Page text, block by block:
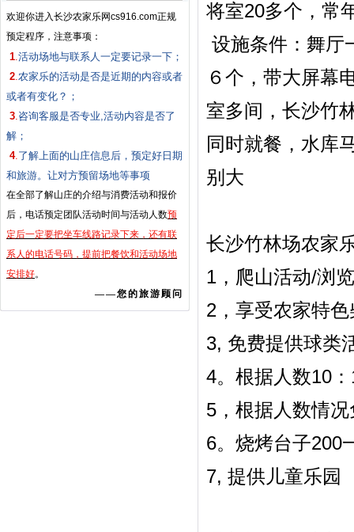
欢迎你进入长沙农家乐网cs916.com正规
预定程序，注意事项：
1.活动场地与联系人一定要记录一下；
2.农家乐的活动是否是近期的内容或者
或者有变化？；
3.咨询客服是否专业,活动内容是否了
解；
4.了解上面的山庄信息后，预定好日期
和旅游。让对方预留场地等事项
在全部了解山庄的介绍与消费活动和报价
后，电话预定团队活动时间与活动人数预
定后一定要把坐车线路记录下来，还有联
系人的电话号码，提前把餐饮和活动场地
安排好。
——您的旅游顾问
将室20多个，常
设施条件：舞厅
６个，带大屏幕
室多间，长沙竹
同时就餐，水库
别大
长沙竹林场农家
1，爬山活动/浏
2，享受农家特
3, 免费提供球类
4。根据人数10
5，根据人数情
6。烧烤台子200
7, 提供儿童乐园